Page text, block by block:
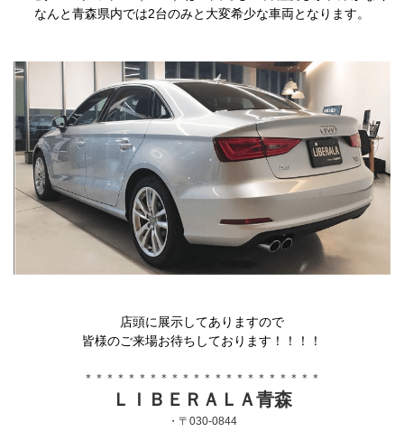
なんと青森県内では2台のみと大変希少な車両となります。
店頭に展示してありますので
皆様のご来場お待ちしております！！！！
＊＊＊＊＊＊＊＊＊＊＊＊＊＊＊＊＊＊＊＊＊＊
ＬＩＢＥＲＡＬＡ青森
・〒030-0844